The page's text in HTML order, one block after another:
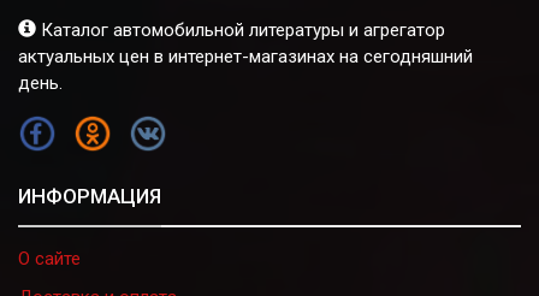
Каталог автомобильной литературы и агрегатор
актуальных цен в интернет-магазинах на сегодняшний
день.
FB OK VK
ИНФОРМАЦИЯ
О сайте